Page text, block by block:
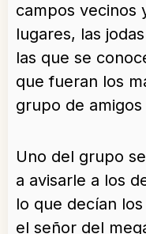
campos vecinos
lugares, las
las que se
que fueran los
grupo de
Uno del grupo
a avisarle a los
lo que decían
el señor del